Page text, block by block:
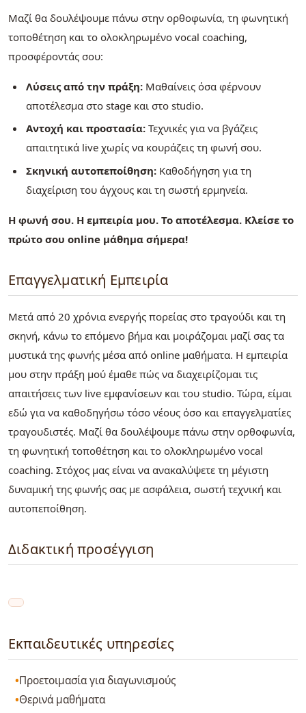
Μαζί θα δουλέψουμε πάνω στην ορθοφωνία, τη φωνητική
τοποθέτηση και το ολοκληρωμένο vocal coaching,
προσφέροντάς σου:
Λύσεις από την πράξη:Μαθαίνεις όσα φέρνουν
αποτέλεσμα στο stage και στο studio.
Αντοχή και προστασία:Τεχνικές για να βγάζεις
απαιτητικά live χωρίς να κουράζεις τη φωνή σου.
Σκηνική αυτοπεποίθηση:Καθοδήγηση για τη
διαχείριση του άγχους και τη σωστή ερμηνεία.
Η φωνή σου. Η εμπειρία μου. Το αποτέλεσμα. Κλείσε το
πρώτο σου online μάθημα σήμερα!
Επαγγελματική Εμπειρία
Μετά από 20 χρόνια ενεργής πορείας στο τραγούδι και τη
σκηνή, κάνω το επόμενο βήμα και μοιράζομαι μαζί σας τα
μυστικά της φωνής μέσα από online μαθήματα. Η εμπειρία
μου στην πράξη μού έμαθε πώς να διαχειρίζομαι τις
απαιτήσεις των live εμφανίσεων και του studio. Τώρα, είμαι
εδώ για να καθοδηγήσω τόσο νέους όσο και επαγγελματίες
τραγουδιστές. Μαζί θα δουλέψουμε πάνω στην ορθοφωνία,
τη φωνητική τοποθέτηση και το ολοκληρωμένο vocal
coaching. Στόχος μας είναι να ανακαλύψετε τη μέγιστη
δυναμική της φωνής σας με ασφάλεια, σωστή τεχνική και
αυτοπεποίθηση.
Διδακτική προσέγγιση
Εκπαιδευτικές υπηρεσίες
Προετοιμασία για διαγωνισμούς
Θερινά μαθήματα